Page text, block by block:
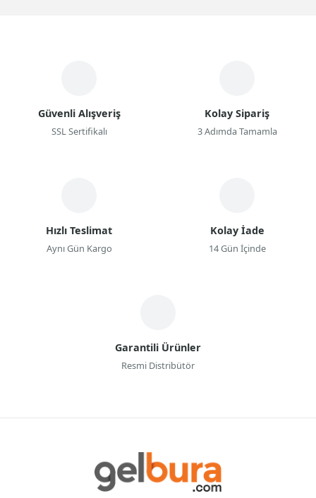
Güvenli Alışveriş
SSL Sertifikalı
Kolay Sipariş
3 Adımda Tamamla
Hızlı Teslimat
Aynı Gün Kargo
Kolay İade
14 Gün İçinde
Garantili Ürünler
Resmi Distribütör